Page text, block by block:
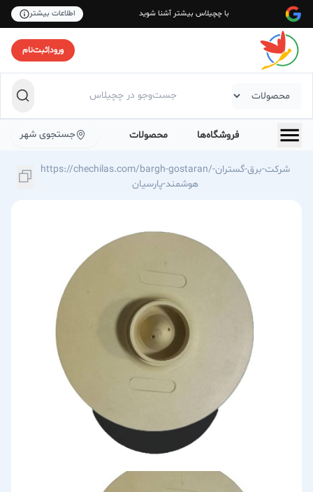
با چچیلاس بیشتر آشنا شوید اطلاعات بیشتر
ورود|ثبت‌نام
فروشگاه‌ها محصولات جستجوی شهر
https://chechilas.com/bargh-gostaran/شرکت-برق-گستران-
هوشمند-پارسیان